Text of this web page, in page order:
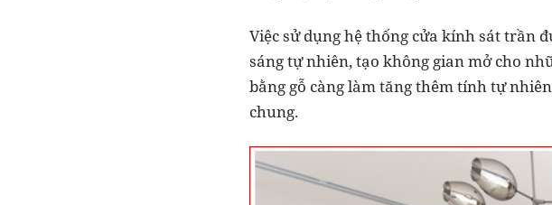
Việc sử dụng hệ thống cửa kính sát trần
sáng tự nhiên, tạo không gian mở cho
bằng gỗ càng làm tăng thêm tính tự
chung.